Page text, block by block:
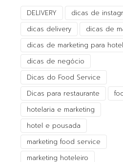
DELIVERY
dicas de
dicas delivery
dicas de
dicas de marketing para hotel
dicas de negócio
Dicas do Food Service
Dicas para restaurante
hotelaria e marketing
hotel e pousada
marketing food service
marketing hoteleiro